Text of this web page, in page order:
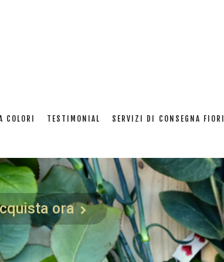
COLORI TESTIMONIAL SERVIZI DI CONSEGNA FIORI
on line
ora